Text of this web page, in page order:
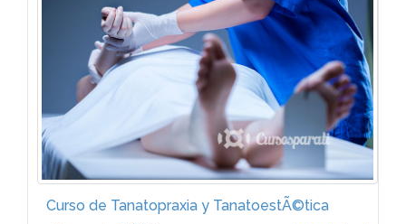
corresponde al hospedaje. Aunque la presencia de
un cliente interesa directa o...
Curso de Tanatopraxia y TanatoestÃ©tica